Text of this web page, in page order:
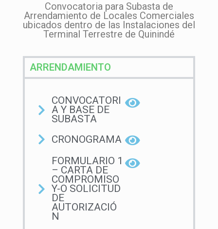
Convocatoria para Subasta de
Arrendamiento de Locales Comerciales
ubicados dentro de las Instalaciones del
Terminal Terrestre de Quinindé
ARRENDAMIENTO
CONVOCATORI
A Y BASE DE
SUBASTA
CRONOGRAMA
FORMULARIO 1
– CARTA DE
COMPROMISO
Y-O SOLICITUD
DE
AUTORIZACIÓ
N